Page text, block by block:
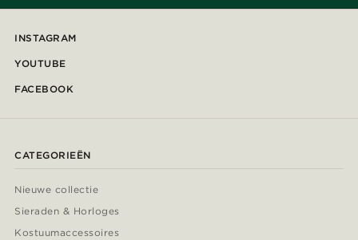
INSTAGRAM
YOUTUBE
FACEBOOK
CATEGORIEËN
Nieuwe collectie
Sieraden & Horloges
Kostuumaccessoires